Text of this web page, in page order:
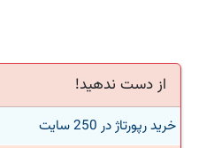
از دست ندهید!
خرید رپورتاژ در 250 سایت